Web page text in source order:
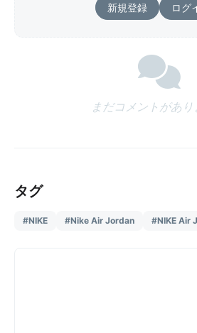
新規登録 ログ
まだコメントがあり
タグ
#NIKE #Nike Air Jordan #NIKE Air